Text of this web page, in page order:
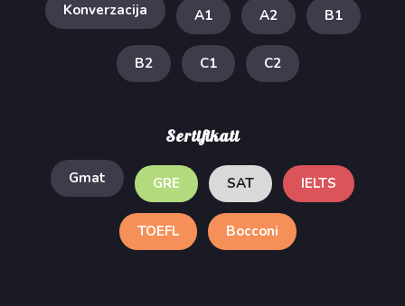
Konverzacija A1 A2 B1
B2 C1 C2
Sertifikati
Gmat GRE SAT IELTS
TOEFL Bocconi